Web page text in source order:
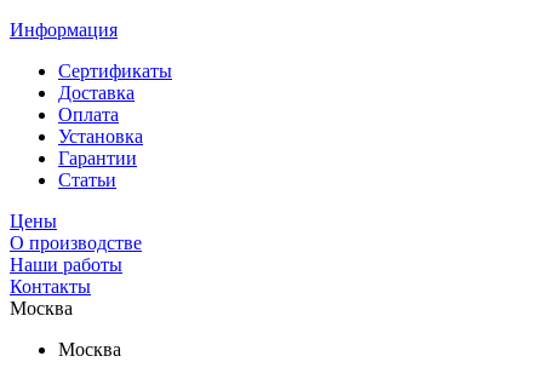
Информация
Сертификаты
Доставка
Оплата
Установка
Гарантии
Статьи
Цены
О производстве
Наши работы
Контакты
Москва
Москва